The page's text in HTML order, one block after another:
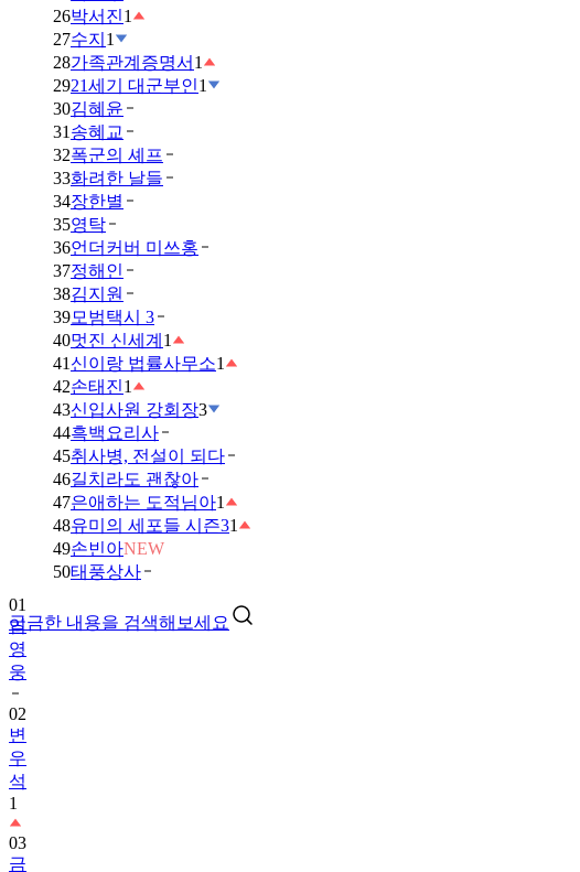
26박서진1
27수지 1
28가족관계증명서 1
2921세기 대군부인1
30김혜윤
31 송혜교
32폭군의 셰프
33화려한 날들
34장한별
35영탁
36언더커버 미쓰홍
37정해인
38김지원
39모범택시 3
40멋진 신세계 1
41 신이랑 법률사무소1
42손태진1
43신입사원 강회장3
44흑백요리사
45취사병, 전설이 되다
46길치라도 괜찮아
47은애하는 도적님아1
48유미의 세포들 시즌31
49손빈아NEW
50태풍상사
궁금한 내용을 검색해보세요
영
웅
02
변
우
석
1
03
금
타